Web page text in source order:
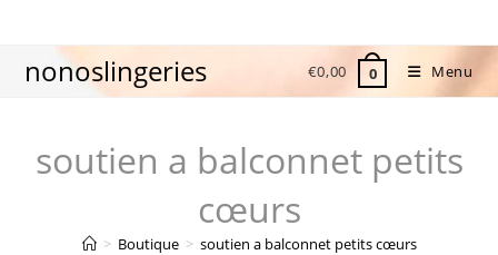
contentnonoslingeries €0,00 0 Menu
soutien a balconnet petits
cœurs
> Boutique > soutien a balconnet petits cœurs